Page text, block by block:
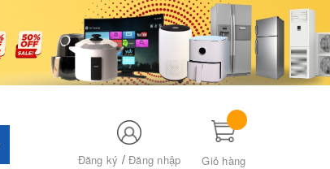
Đăng ký /Đăng nhập Giỏ hàng